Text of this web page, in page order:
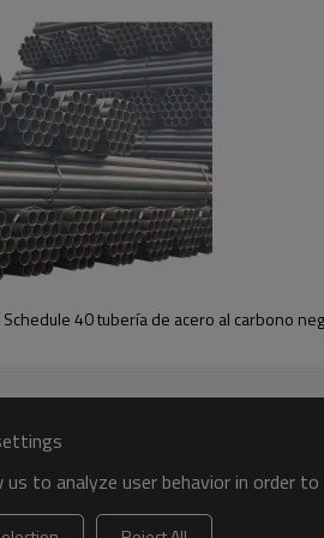
al carbono
capacidad de suministro
pago;
De acuerdo a sus
.
Schedule 40 tubería de acero al carbono
to analyze user behavior in order